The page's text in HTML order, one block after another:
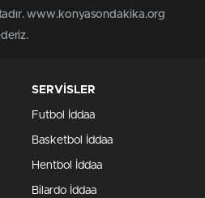
www.konyasondakika.org
SERVİSLER
Futbol İddaa
Basketbol İddaa
Hentbol İddaa
Bilardo İddaa